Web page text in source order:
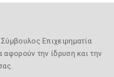
Επιχειρηματία
αφορούν την ίδρυση και την